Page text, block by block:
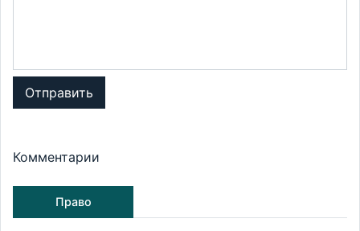
Отправить
Комментарии
Право